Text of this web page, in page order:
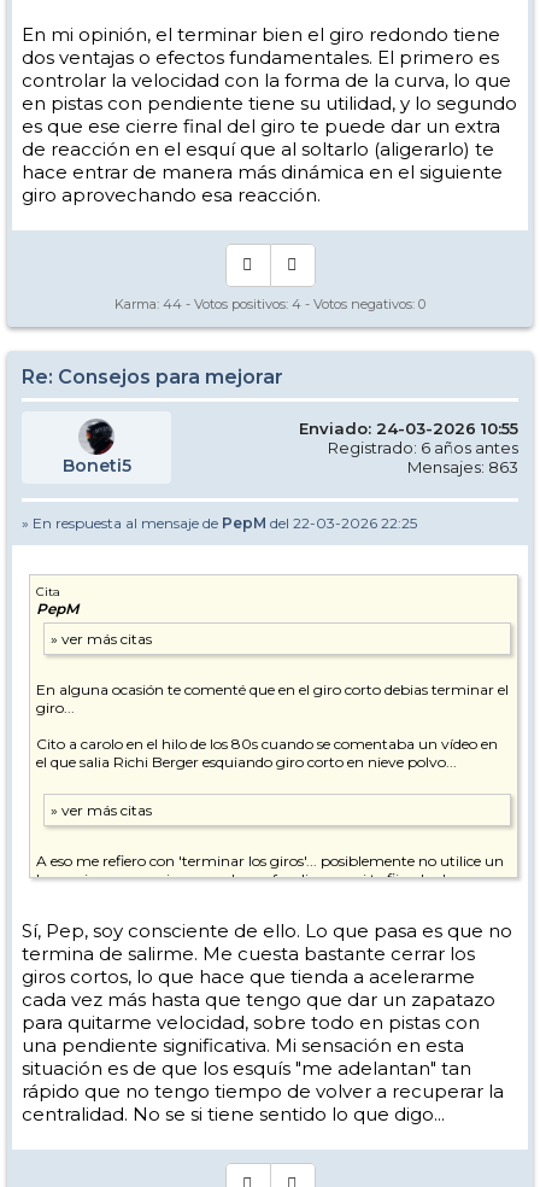
El de Marzo del 24 (primer vídeo) fue grabado en algún punto de
Loma Dilar, mientras que el de este año (segundo vídeo) en la pista
verde Perdiz en una zona donde tiene un tramo corto de mayor
no es perfecta, no son las mismas pistas, y el primer vídeo es más
corto. Pero los tramos grabados tienen pendientes similares.
Cosas que veo que han mejorado:
En el giro corto: llevo una mejor flexión de tobillo, menos rotación del
tronco, una mayor independencia tronco-piernas y un mayor uso
del bastón.
En el giro de radio medio: llevo una mejor flexión de tobillo también,
consigo un mejor y más temprano apoyo sobre el exterior y una
ángulos de canteo y cerrar los giros.
par de post atrás de hace un par de meses (en algunos de ellos se ven
mejor unas cosas y en otros otra, ya que no siempre consigo esquiar
En mi opinión, el terminar bien el giro redondo tiene
dos ventajas o efectos fundamentales. El primero es
controlar la velocidad con la forma de la curva, lo que
en pistas con pendiente tiene su utilidad, y lo segundo
es que ese cierre final del giro te puede dar un extra
de reacción en el esquí que al soltarlo (aligerarlo) te
hace entrar de manera más dinámica en el siguiente
giro aprovechando esa reacción.
Karma: 44 - Votos positivos: 4 - Votos negativos: 0
Re: Consejos para mejorar
Boneti5
Enviado: 24-03-2026 10:55
Registrado: 6 años antes
Mensajes: 863
» En respuesta al mensaje de PepM del 22-03-2026 22:25
Cita
PepM
En alguna ocasión te comenté que en el giro corto debias terminar el
giro...
Cito a carolo en el hilo de los 80s cuando se comentaba un vídeo en
el que salia Richi Berger esquiando giro corto en nieve polvo...
A eso me refiero con 'terminar los giros'... posiblemente no utilice un
lenguaje muy preciso y pueda confundir, pero si te fijas, los buenos,
que parece más 'redondo'.
Sí, Pep, soy consciente de ello. Lo que pasa es que no
termina de salirme. Me cuesta bastante cerrar los
giros cortos, lo que hace que tienda a acelerarme
cada vez más hasta que tengo que dar un zapatazo
para quitarme velocidad, sobre todo en pistas con
una pendiente significativa. Mi sensación en esta
situación es de que los esquís "me adelantan" tan
rápido que no tengo tiempo de volver a recuperar la
centralidad. No se si tiene sentido lo que digo...